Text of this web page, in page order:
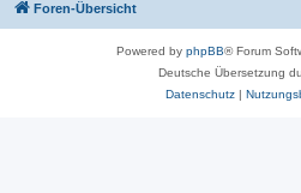
Foren-Übersicht
Powered by phpBB® Forum
Deutsche Übersetzung
Datenschutz|